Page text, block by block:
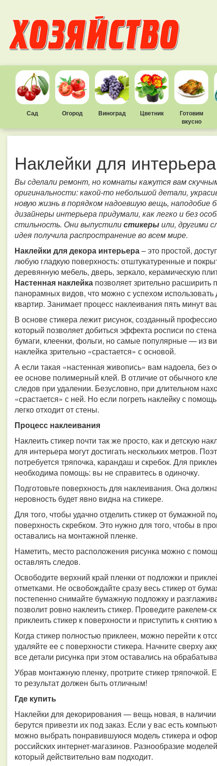
Сад Огород Виноград Цветник
Готовим
вкусно
Наклейки для интерьера
Вы сделали ремонт, но комнаты кажутся вам
оригинальности: какой-то небольшой детали,
новую жизнь в порядком надоевшую вещь, наподобие
дизайнеры интерьера придумали, как легко и без
стильность. Они выпустилистикерыили, другими
идея получила распространение во всем мире.
Наклейки для декора интерьера– это простой,
любую гладкую поверхность: отштукатуренные и
деревянную мебель, дверь, зеркало, керамическую
Настенная наклейка позволяет зрительно расширить
панорамных видов, что можно с успехом
квартир. Занимает процесс наклеивания пять минут
В основе стикера лежит рисунок, созданный
который позволяет добиться эффекта росписи по
бумаги, клеенки, фольги, но самые популярные — из
наклейка зрительно «срастается» с основой.
А если такая «настенная живопись» вам надоела, без
ее основе полимерный клей. В отличие от обычного
следов при удалении. Безусловно, при длительном
«срастается» с ней. Но если погреть наклейку с
легко отходит от стены.
Процесс наклеивания
Наклеить стикер почти так же просто, как и детскую
для интерьера могут достигать нескольких метров.
потребуется тряпочка, карандаш и скребок. Для
необходима помощь: вы не справитесь в одиночку.
Подготовьте поверхность для наклеивания. Она
неровность будет явно видна на стикере.
Для того, чтобы удачно отделить стикер от бумажной
поверхность скребком. Это нужно для того, чтобы в
оставались на монтажной пленке.
Наметить, место расположения рисунка можно с
оставлять следов.
Освободите верхний край пленки от подложки и
отметками. Не освобождайте сразу весь стикер от
постепенно снимайте бумажную подложку и
позволит ровно наклеить стикер. Проведите ракелем-
приклеить стикер к поверхности и приступить к
Когда стикер полностью приклеен, можно перейти к
удаляйте ее с поверхности стикера. Начните сверху
все детали рисунка при этом оставались на
Убрав монтажную пленку, протрите стикер
то результат должен быть отличным!
Где купить
Наклейки для декорирования — вещь новая, в
берутся привезти их под заказ. Если у вас есть
можно выбрать понравившуюся модель стикера и
российских интернет-магазинов. Разнообразие
который действительно вам подходит.